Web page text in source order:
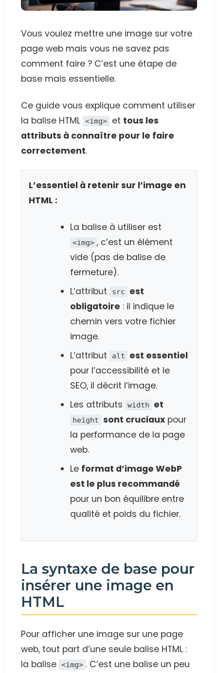
Vous voulez mettre une image sur votre
page web mais vous ne savez pas
comment faire ? C’est une étape de
base mais essentielle.
Ce guide vous explique comment utiliser
la balise HTML <img> et tous les
attributs à connaître pour le faire
correctement.
L’essentiel à retenir sur l’image en
HTML :
La balise à utiliser est
<img> , c’est un élément
vide (pas de balise de
fermeture).
L’attribut
src
est
obligatoire : il indique le
chemin vers votre fichier
image.
L’attribut
alt
est essentiel
pour l’accessibilité et le
SEO, il décrit l’image.
Les attributs
width et
height sont cruciaux pour
la performance de la page
web.
Le format d’image WebP
est le plus recommandé
pour un bon équilibre entre
qualité et poids du fichier.
La syntaxe de base pour
insérer une image en
HTML
Pour afficher une image sur une page
web, tout part d’une seule balise HTML :
la balise <img> . C’est une balise un peu